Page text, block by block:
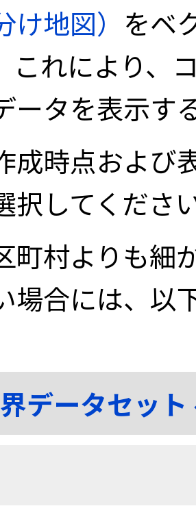
け地図） をベ
これにより、
ータを表示す
成時点および
択してくださ
町村よりも細
場合には、以
データセッ